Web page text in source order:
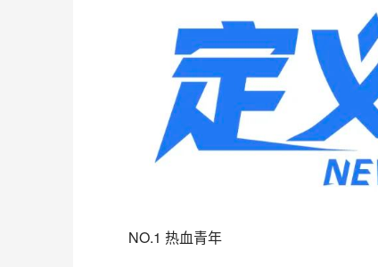
NO.1 热血青年